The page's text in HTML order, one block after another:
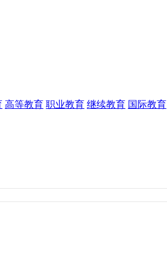
高等教育 职业教育 继续教育 国际教育